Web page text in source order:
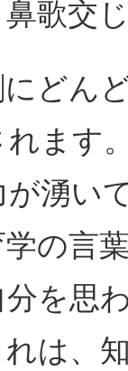
歌交
どん
ます
湧い
の言
を思
は、